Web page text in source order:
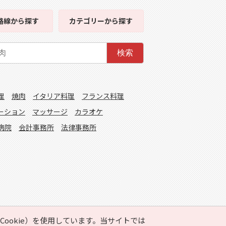
）を使用しています。当サイトでは
線から探す カテゴリーから探す
検索
焼肉 イタリア料理
フランス料理
ション マッサージ
カラオケ
院 会計事務所 法律事務所